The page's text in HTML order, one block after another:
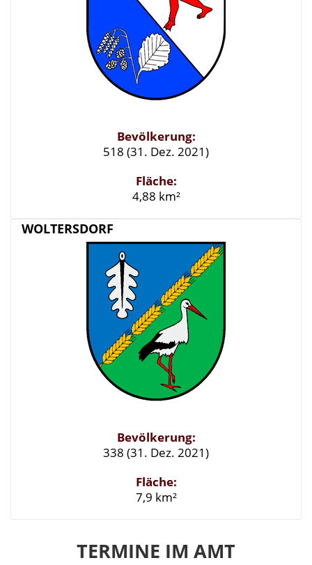
Bevölkerung:
518 (31. Dez. 2021)
Fläche:
4,88 km²
WOLTERSDORF
Bevölkerung:
338 (31. Dez. 2021)
Fläche:
7,9 km²
TERMINE IM AMT